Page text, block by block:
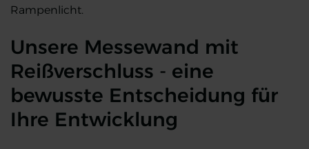
Rampenlicht.
Unsere Messewand mit
Reißverschluss - eine
bewusste Entscheidung für
Ihre Entwicklung